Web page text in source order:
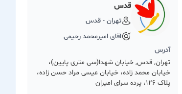
قدس
تهران - قدس
اقای امیرمحمد رحیمی
آدرس
تهران, قدس, خیابان شهدا(سی متری پایین)،
خیابان محمد زاده، خیابان عیسی مراد حسن زاده،
پلاک 126، پرده سرای امیران